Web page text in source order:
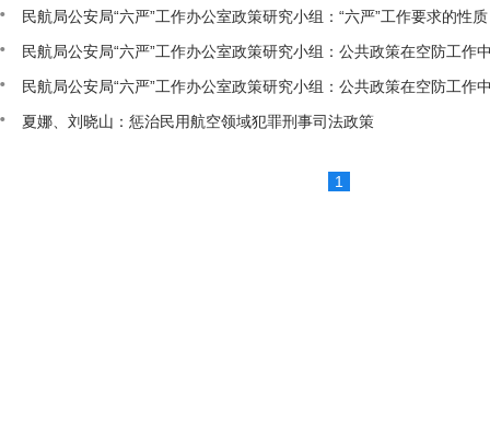
民航局公安局“六严”工作办公室政策研究小组：“六严”工作要求的性质
民航局公安局“六严”工作办公室政策研究小组：公共政策在空防工作
民航局公安局“六严”工作办公室政策研究小组：公共政策在空防工作
夏娜、刘晓山：惩治民用航空领域犯罪刑事司法政策
1